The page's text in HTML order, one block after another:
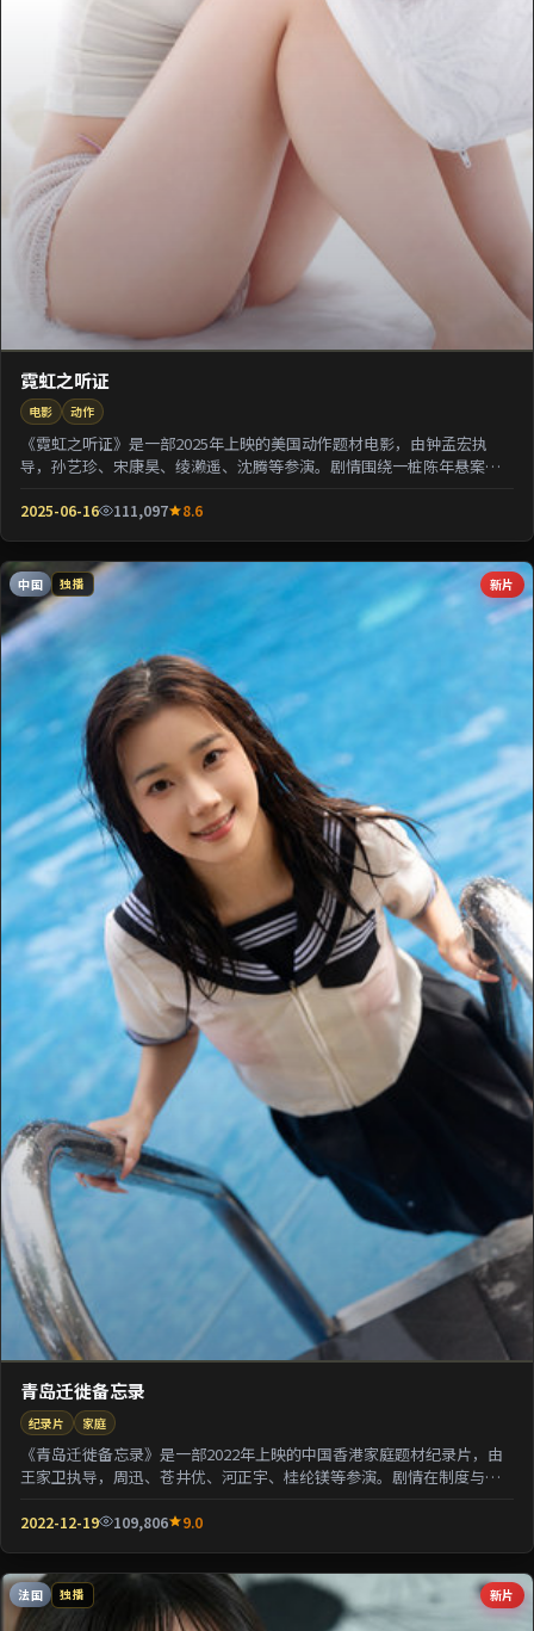
霓虹之听证
电影 动作
《霓虹之听证》是一部2025年上映的美国动作题材电影，由钟孟宏执
导，孙艺珍、宋康昊、绫濑遥、沈腾等参演。剧情围绕一桩陈年悬案与
2025-06-16 111,097 8.6
新片
中国 独播
青岛迁徙备忘录
纪录片 家庭
《青岛迁徙备忘录》是一部2022年上映的中国香港家庭题材纪录片，由
王家卫执导，周迅、苍井优、河正宇、桂纶镁等参演。剧情在制度与人
2022-12-19 109,806 9.0
新片
法国 独播